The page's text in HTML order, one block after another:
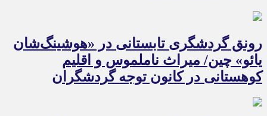
رونق گردشگری تابستانی در «هوشینگ‌شان
یائو» چین/ میراث ناملموس و اقلیم
کوهستانی در کانون توجه گردشگران